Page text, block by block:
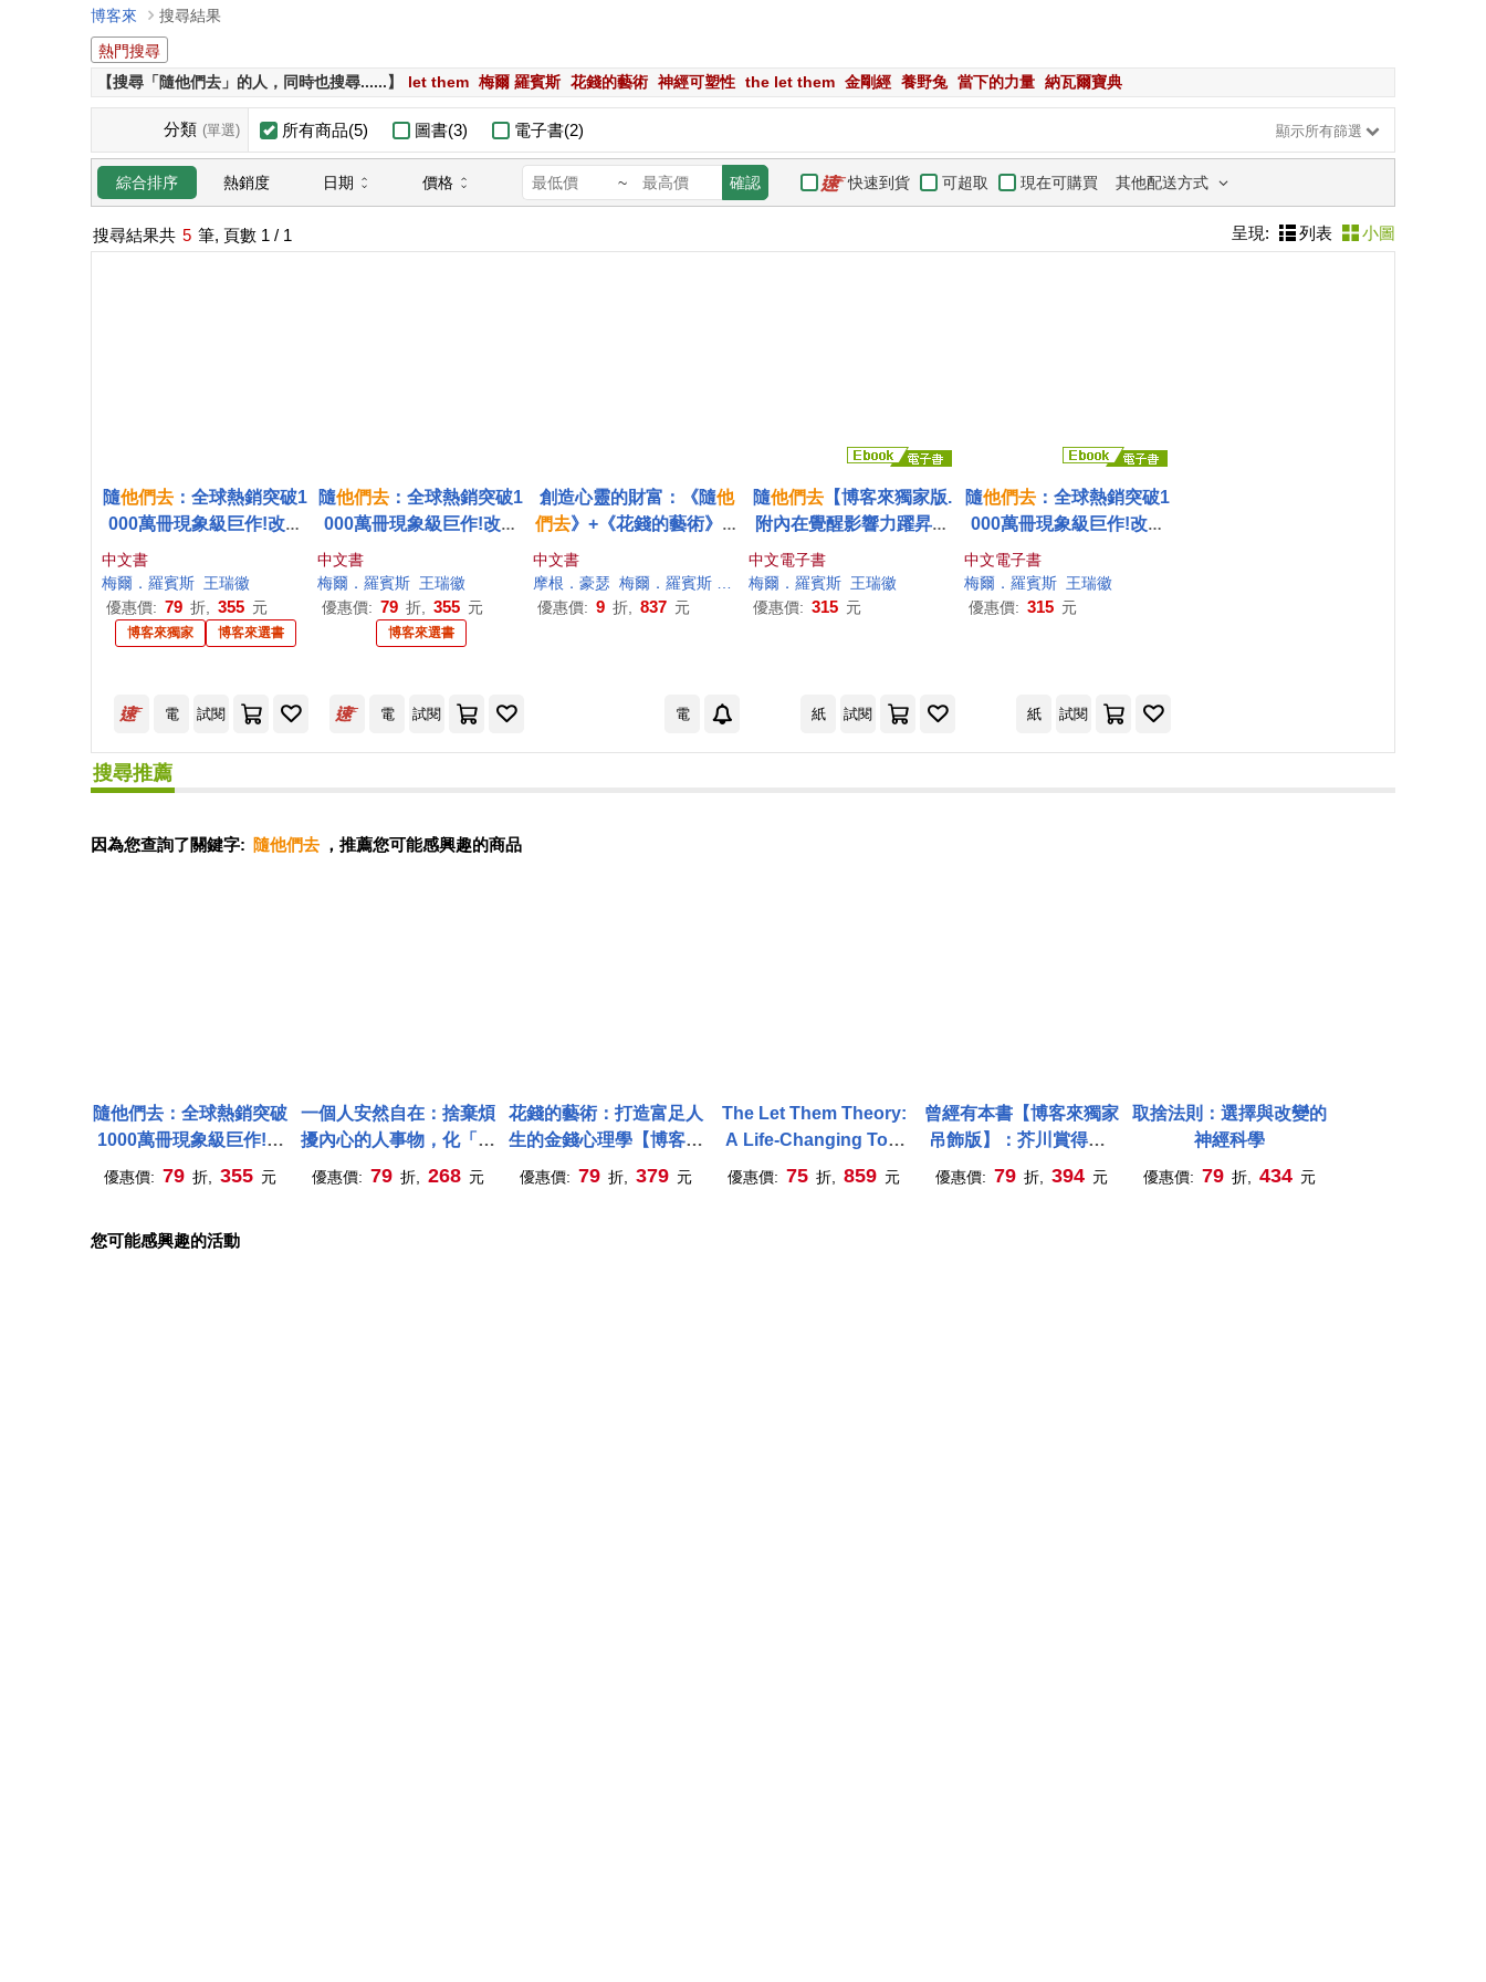
博客來
搜尋結果
熱門搜尋
【搜尋「隨他們去」的人，同時也搜尋......】
let them 梅爾 羅賓斯 花錢的藝術 神經可塑性 the let them 金剛經 養野兔 當下的力量 納瓦爾寶典
分類 (單選) 所有商品(5) 圖書(3) 電子書(2) 顯示所有篩選
綜合排序 熱銷度 日期 價格 ~ 確認 快速到貨 可超取 現在可購買 其他配送方式
搜尋結果共 5 筆, 頁數 1 / 1 呈現: 列表 小圖
隨他們去 ：全球熱銷突破1
000萬冊現象級巨作!改變
千萬人命運的心理技巧
【博客來獨家版.附內在覺
醒影響力躍昇卡】
中文書
梅爾．羅賓斯 王瑞徽
優惠價: 79 折, 355 元
博客來獨家 博客來選書
隨他們去 ：全球熱銷突破1
000萬冊現象級巨作!改變
千萬人命運的心理技巧
【附放下執念明信片】
中文書
梅爾．羅賓斯 王瑞徽
優惠價: 79 折, 355 元
博客來選書
創造心靈的財富：《隨他
們去》+《花錢的藝術》(2
中文書
摩根．豪瑟 梅爾．羅賓斯 洪世民 王瑞徽
優惠價: 9 折, 837 元
隨他們去【博客來獨家版.
附內在覺醒影響力躍昇卡
圖】：全球熱銷突破1000
萬冊現象級巨作!改變千萬
人命運的心理技巧 (電子
中文電子書
梅爾．羅賓斯 王瑞徽
優惠價: 315 元
隨他們去 ：全球熱銷突破1
000萬冊現象級巨作!改變
千萬人命運的心理技巧
【附放下執念明信片圖】
(電子書)
中文電子書
梅爾．羅賓斯 王瑞徽
優惠價: 315 元
電 試閱 電 試閱 電 紙 試閱 紙 試閱
搜尋推薦
因為您查詢了關鍵字: 隨他們去 ，推薦您可能感興趣的商品
隨他們去：全球熱銷突破
1000萬冊現象級巨作!改
變千萬人命運的心理技巧
優惠價: 79 折, 355 元
一個人安然自在：捨棄煩
擾內心的人事物，化「可
惜」為「不可惜」的禪智
優惠價: 79 折, 268 元
花錢的藝術：打造富足人
生的金錢心理學【博客來
獨家附贈財富透析.互動金
優惠價: 79 折, 379 元
The Let Them Theory:
A Life-Changing Tool
That Millions of People
優惠價: 75 折, 859 元
曾經有本書【博客來獨家
吊飾版】：芥川賞得主×
人氣繪本作家，獻給愛書
優惠價: 79 折, 394 元
取捨法則：選擇與改變的
神經科學
優惠價: 79 折, 434 元
您可能感興趣的活動